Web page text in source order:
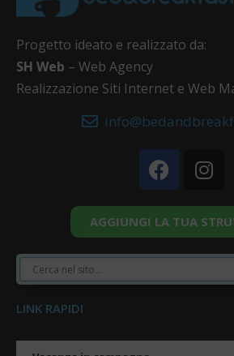
Progetto ideato e realizzato da:
SH Web – Web Agency
Realizzazione Siti Internet e Web
AGGIUNGI LA TUA
LINK RAPIDI